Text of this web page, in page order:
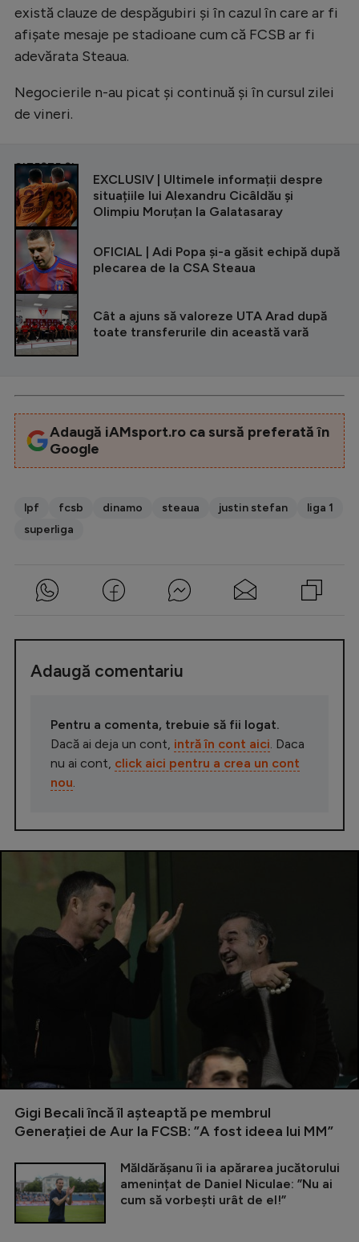
există clauze de despăgubiri și în cazul în care ar fi
afișate mesaje pe stadioane cum că FCSB ar fi
adevărata Steaua.
Negocierile n-au picat și continuă și în cursul zilei
de vineri.
CITEȘTE ȘI
EXCLUSIV | Ultimele informații despre
situațiile lui Alexandru Cicâldău și
Olimpiu Moruțan la Galatasaray
OFICIAL | Adi Popa și-a găsit echipă după
plecarea de la CSA Steaua
Cât a ajuns să valoreze UTA Arad după
toate transferurile din această vară
Adaugă iAMsport.ro ca sursă preferată în
Google
lpf fcsb dinamo steaua justin stefan
liga 1
superliga
Adaugă comentariu
Pentru a comenta, trebuie să fii logat.
Dacă ai deja un cont, intră în cont aici . Daca
nu ai cont, click aici pentru a crea un cont
nou
Gigi Becali încă îl așteaptă pe membrul
Generației de Aur la FCSB: ”A fost ideea lui MM”
Măldărășanu îi ia apărarea jucătorului
amenințat de Daniel Niculae: ”Nu ai
cum să vorbești urât de el!”